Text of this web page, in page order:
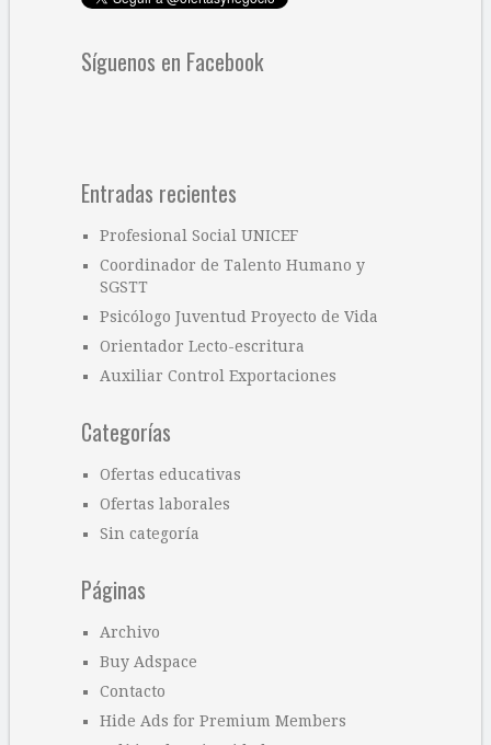
Síguenos en Facebook
Entradas recientes
Profesional Social UNICEF
Coordinador de Talento Humano y
SGSTT
Psicólogo Juventud Proyecto de Vida
Orientador Lecto-escritura
Auxiliar Control Exportaciones
Categorías
Ofertas educativas
Ofertas laborales
Sin categoría
Páginas
Archivo
Buy Adspace
Contacto
Hide Ads for Premium Members